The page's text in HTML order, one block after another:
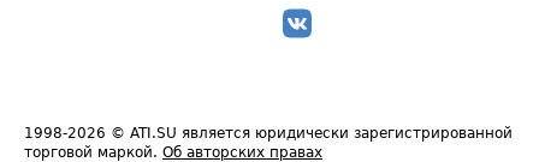
1998-2026 © ATI.SU является юридически зарегистрированной
торговой маркой. Об авторских правах